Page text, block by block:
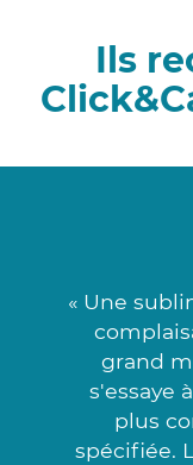
Ils
« Une
grand
s'essaye
plus
spécifiée.